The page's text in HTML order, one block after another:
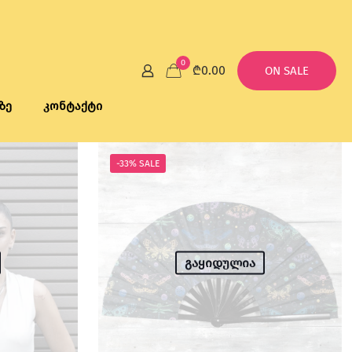
კონტაქტი
0
₾0.00 ON SALE
-33% SALE
გაყიდულია